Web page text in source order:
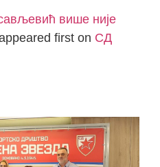
више није
first on СД